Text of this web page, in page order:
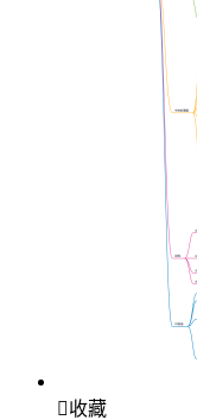
收藏